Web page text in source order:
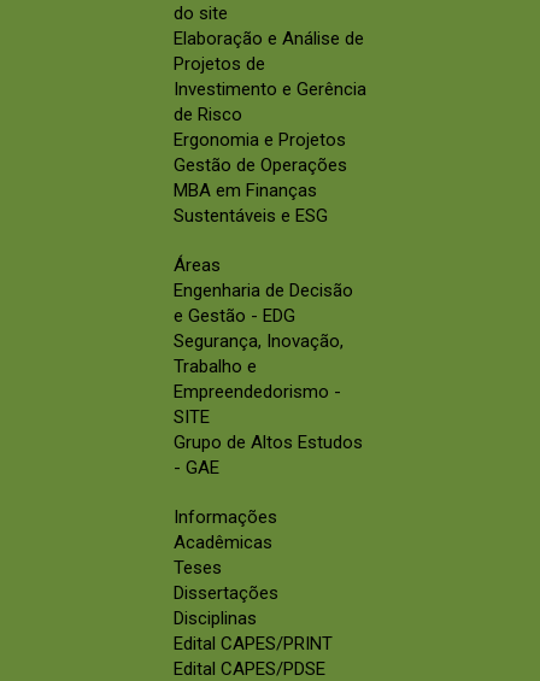
do site
Elaboração e Análise de
Projetos de
Investimento e Gerência
de Risco
Ergonomia e Projetos
Gestão de Operações
MBA em Finanças
Sustentáveis e ESG
Áreas
Engenharia de Decisão
e Gestão - EDG
Segurança, Inovação,
Trabalho e
Empreendedorismo -
SITE
Grupo de Altos Estudos
- GAE
Informações
Acadêmicas
Teses
Dissertações
Disciplinas
Edital CAPES/PRINT
Edital CAPES/PDSE